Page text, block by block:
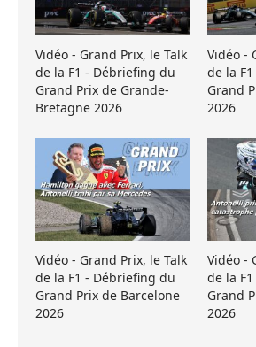
Vidéo - Grand Prix, le Talk
de la F1 - Débriefing du
Grand Prix de Grande-
Bretagne 2026
Vidéo -
de la
Grand
2026
Vidéo - Grand Prix, le Talk
de la F1 - Débriefing du
Grand Prix de Barcelone
2026
Vidéo -
de la
Grand
2026